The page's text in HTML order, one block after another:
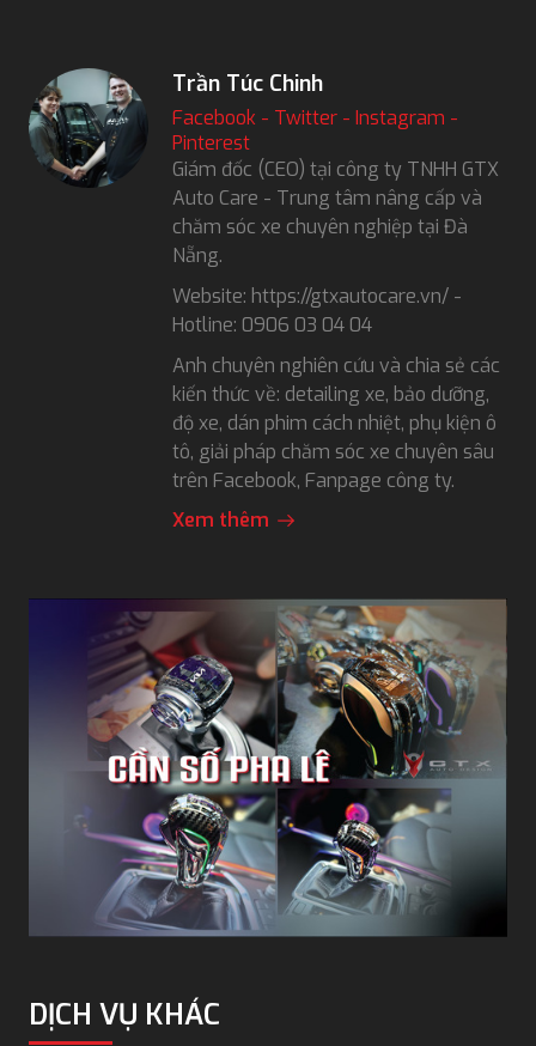
Trần Túc Chinh
Facebook - Twitter - Instagram -
Pinterest
Giám đốc (CEO) tại công ty TNHH GTX
Auto Care - Trung tâm nâng cấp và
chăm sóc xe chuyên nghiệp tại Đà
Nẵng.
Website: https://gtxautocare.vn/ -
Hotline: 0906 03 04 04
Anh chuyên nghiên cứu và chia sẻ các
kiến thức về: detailing xe, bảo dưỡng,
độ xe, dán phim cách nhiệt, phụ kiện ô
tô, giải pháp chăm sóc xe chuyên sâu
trên Facebook, Fanpage công ty.
Xem thêm
DỊCH VỤ KHÁC